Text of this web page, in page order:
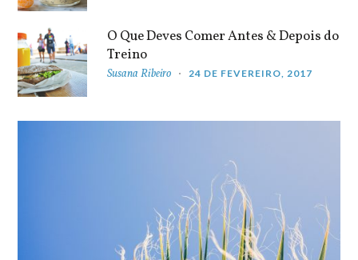
O Que Deves Comer Antes & Depois do
Treino
Susana Ribeiro 24 DE FEVEREIRO, 2017